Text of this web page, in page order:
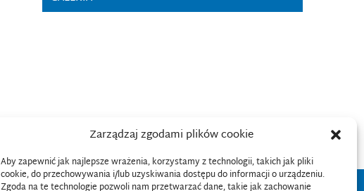
Zarządzaj zgodami plików cookie
Aby zapewnić jak najlepsze wrażenia, korzystamy z technologii, takich jak pliki
cookie, do przechowywania i/lub uzyskiwania dostępu do informacji o urządzeniu.
Zgoda na te technologie pozwoli nam przetwarzać dane, takie jak zachowanie